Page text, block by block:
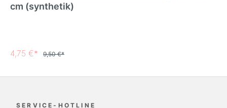
cm (synthetik)
4,75 €* 9,50 €*
SERVICE-HOTLINE